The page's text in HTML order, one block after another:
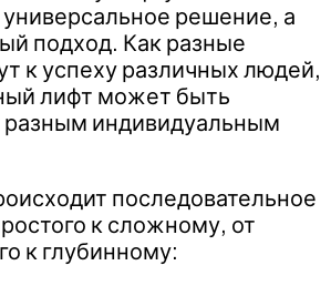
универсальное решение, а
подход. Как разные
к успеху различных людей,
лифт может быть
разным индивидуальным
последовательное
к сложному, от
к глубинному: